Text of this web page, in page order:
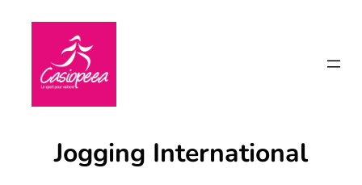
Jogging International